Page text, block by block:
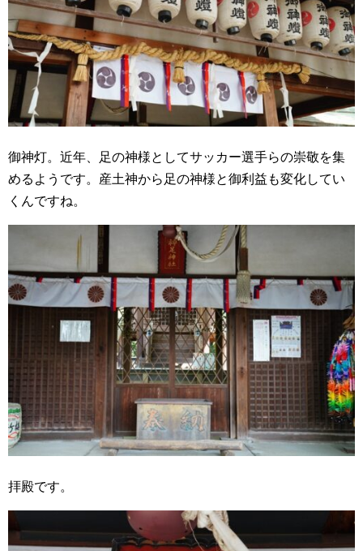
御神灯。近年、足の神様としてサッカー選手らの崇敬を集
めるようです。産土神から足の神様と御利益も変化してい
くんですね。
拝殿です。